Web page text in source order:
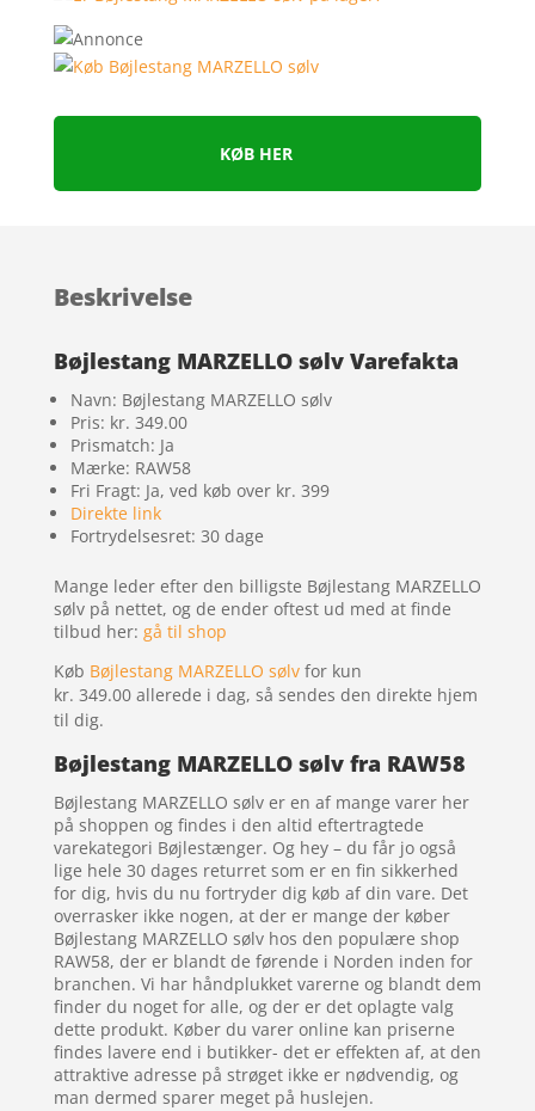
KØB HER
Beskrivelse
Bøjlestang MARZELLO sølv Varefakta
Navn: Bøjlestang MARZELLO sølv
Pris: kr. 349.00
Prismatch: Ja
Mærke: RAW58
Fri Fragt: Ja, ved køb over kr. 399
Direkte link
Fortrydelsesret: 30 dage
Mange leder efter den billigste Bøjlestang MARZELLO
sølv på nettet, og de ender oftest ud med at finde
tilbud her: gå til shop
Køb Bøjlestang MARZELLO sølvfor kun
kr. 349.00 allerede i dag, så sendes den direkte hjem
til dig.
Bøjlestang MARZELLO sølv fra RAW58
Bøjlestang MARZELLO sølv er en af mange varer her
på shoppen og findes i den altid eftertragtede
varekategori Bøjlestænger. Og hey – du får jo også
lige hele 30 dages returret som er en fin sikkerhed
for dig, hvis du nu fortryder dig køb af din vare. Det
overrasker ikke nogen, at der er mange der køber
Bøjlestang MARZELLO sølv hos den populære shop
RAW58, der er blandt de førende i Norden inden for
branchen. Vi har håndplukket varerne og blandt dem
finder du noget for alle, og der er det oplagte valg
dette produkt. Køber du varer online kan priserne
findes lavere end i butikker- det er effekten af, at den
attraktive adresse på strøget ikke er nødvendig, og
man dermed sparer meget på huslejen.